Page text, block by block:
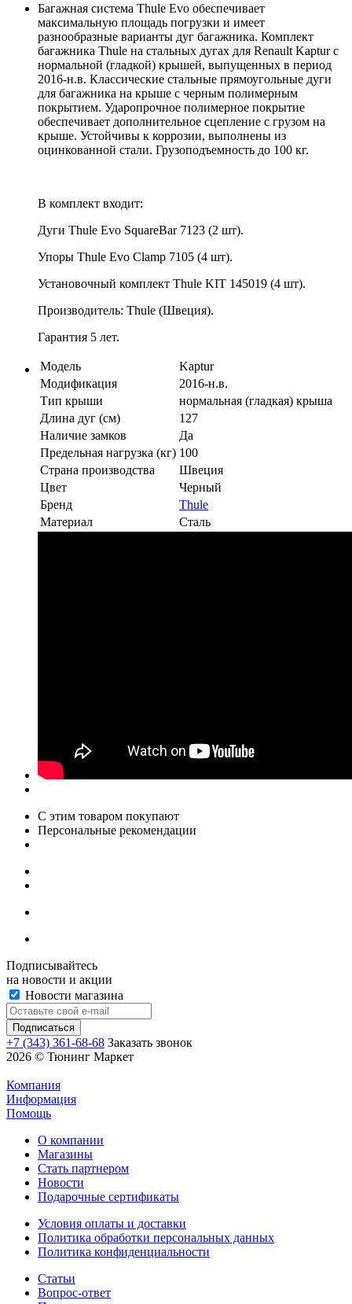
Багажная система Thule Evo обеспечивает
максимальную площадь погрузки и имеет
разнообразные варианты дуг багажника. Комплект
багажника Thule на стальных дугах для Renault Kaptur с
нормальной (гладкой) крышей, выпущенных в период
2016-н.в. Классические стальные прямоугольные дуги
для багажника на крыше с черным полимерным
покрытием. Ударопрочное полимерное покрытие
обеспечивает дополнительное сцепление с грузом на
крыше. Устойчивы к коррозии, выполнены из
оцинкованной стали. Грузоподъемность до 100 кг.
В комплект входит:
Дуги Thule Evo SquareBar 7123 (2 шт).
Упоры Thule Evo Clamp 7105 (4 шт).
Установочный комплект Thule KIT 145019 (4 шт).
Производитель: Thule (Швеция).
Гарантия 5 лет.
Модель
Kaptur
Модификация
2016-н.в.
Тип крыши
нормальная (гладкая) крыша
Длина дуг (см)
127
Наличие замков
Да
Предельная нагрузка (кг) 100
Страна производства
Швеция
Цвет
Черный
Бренд
Thule
Материал
Сталь
С этим товаром покупают
Персональные рекомендации
Подписывайтесь
на новости и акции
Новости магазина
+7 (343) 361-68-68 Заказать звонок
2026 © Тюнинг Маркет
Компания
Информация
Помощь
О компании
Магазины
Стать партнером
Новости
Подарочные сертификаты
Условия оплаты и доставки
Политика обработки персональных данных
Политика конфиденциальности
Статьи
Вопрос-ответ